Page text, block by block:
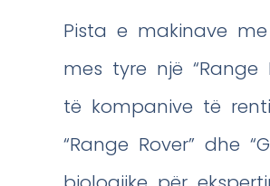
Pista e makinave
mes tyre një “Range
të kompanive të
“Range Rover” dhe